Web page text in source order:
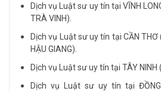
Dịch vụ Luật sư uy tín tại VĨNH
TRÀ VINH).
Dịch vụ Luật sư uy tín tại CẦN THƠ
HẬU GIANG).
Dịch vụ Luật sư uy tín tại TÂY NINH
Dịch vụ Luật sư uy tín tại ĐỒNG